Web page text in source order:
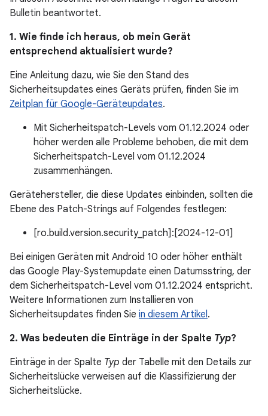
Bulletin beantwortet.
1. Wie finde ich heraus, ob mein Gerät
entsprechend aktualisiert wurde?
Eine Anleitung dazu, wie Sie den Stand des
Sicherheitsupdates eines Geräts prüfen, finden Sie im
Zeitplan für Google-Geräteupdates.
Mit Sicherheitspatch-Levels vom 01.12.2024 oder
höher werden alle Probleme behoben, die mit dem
Sicherheitspatch-Level vom 01.12.2024
zusammenhängen.
Gerätehersteller, die diese Updates einbinden, sollten die
Ebene des Patch-Strings auf Folgendes festlegen:
[ro.build.version.security_patch]:[2024-12-01]
Bei einigen Geräten mit Android 10 oder höher enthält
das Google Play-Systemupdate einen Datumsstring, der
dem Sicherheitspatch-Level vom 01.12.2024 entspricht.
Weitere Informationen zum Installieren von
Sicherheitsupdates finden Sie in diesem Artikel.
2. Was bedeuten die Einträge in der Spalte Typ?
Einträge in der Spalte Typ der Tabelle mit den Details zur
Sicherheitslücke verweisen auf die Klassifizierung der
Sicherheitslücke.